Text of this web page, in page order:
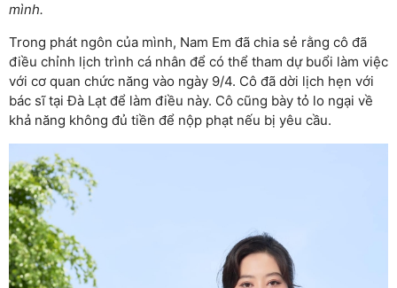
mình.
Trong phát ngôn của mình, Nam Em đã chia sẻ rằng cô đã
điều chỉnh lịch trình cá nhân để có thể tham dự buổi làm việc
với cơ quan chức năng vào ngày 9/4. Cô đã dời lịch hẹn với
bác sĩ tại Đà Lạt để làm điều này. Cô cũng bày tỏ lo ngại về
khả năng không đủ tiền để nộp phạt nếu bị yêu cầu.